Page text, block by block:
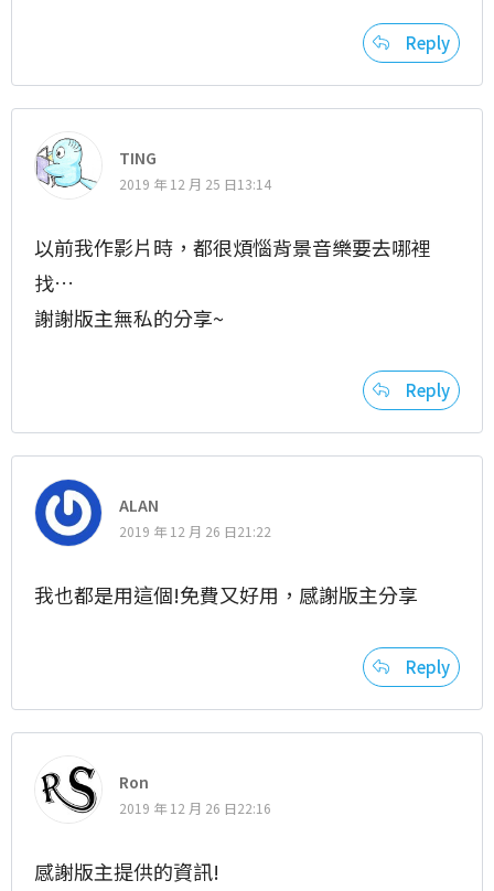
Reply
TING
2019 年 12 月 25 日13:14
以前我作影片時，都很煩惱背景音樂要去哪裡
找…
謝謝版主無私的分享~
Reply
ALAN
2019 年 12 月 26 日21:22
我也都是用這個!免費又好用，感謝版主分享
Reply
Ron
2019 年 12 月 26 日22:16
感謝版主提供的資訊!